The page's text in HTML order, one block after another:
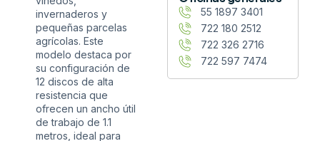
invernaderos y
pequeñas parcelas
agrícolas. Este
modelo destaca por
su configuración de
12 discos de alta
resistencia que
ofrecen un ancho útil
de trabajo de 1.1
metros, ideal para
55 1897 3401
722 180 2512
722 326 2716
722 597 7474